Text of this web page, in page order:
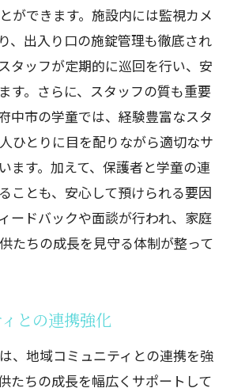
ができます。施設内には監視カメ
、出入り口の施錠管理も徹底され
タッフが定期的に巡回を行い、安
す。さらに、スタッフの質も重要
中市の学童では、経験豊富なスタ
ひとりに目を配りながら適切なサ
ます。加えて、保護者と学童の連
ことも、安心して預けられる要因
ードバックや面談が行われ、家庭
たちの成長を見守る体制が整って
との連携強化
、地域コミュニティとの連携を強
たちの成長を幅広くサポートして